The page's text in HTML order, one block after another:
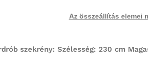
Az összeállítás elemei
szekrény: Szélesség: 230 cm